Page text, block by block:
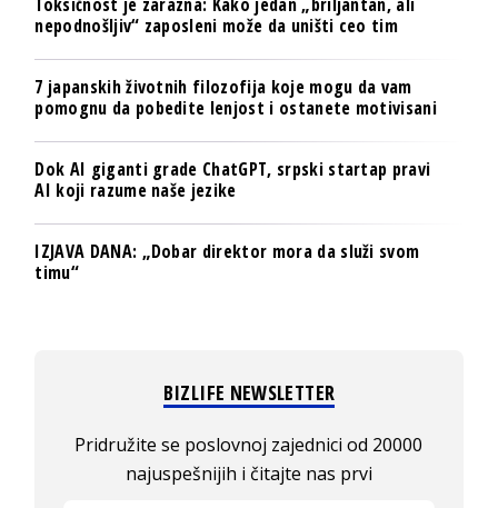
nepodnošljiv“ zaposleni može da uništi ceo tim
7 japanskih životnih filozofija koje mogu da vam
pomognu da pobedite lenjost i ostanete motivisani
Dok AI giganti grade ChatGPT, srpski startap pravi
AI koji razume naše jezike
IZJAVA DANA: „Dobar direktor mora da služi svom
timu“
BIZLIFE NEWSLETTER
Pridružite se poslovnoj zajednici od 20000
najuspešnijih i čitajte nas prvi